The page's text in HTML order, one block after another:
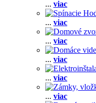
... viac
... viac
... viac
... viac
... viac
... viac